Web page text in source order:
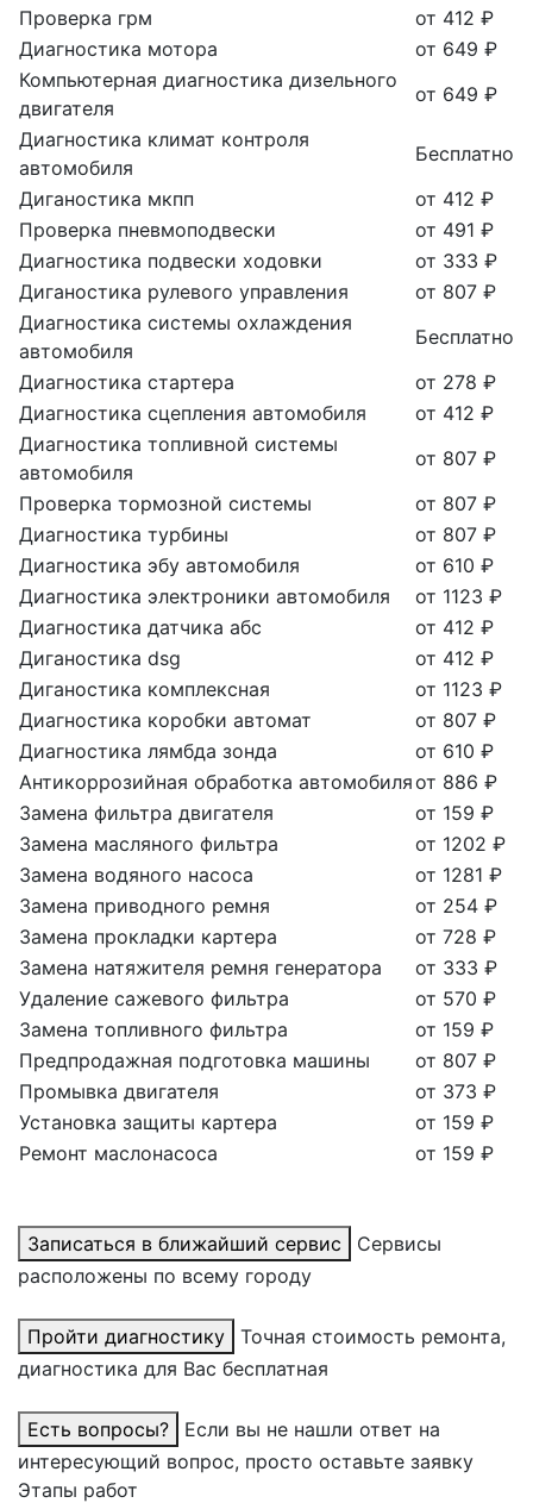
Проверка грм
от 412 ₽
Диагностика мотора
от 649 ₽
Компьютерная диагностика дизельного
двигателя
от 649 ₽
Диагностика климат контроля
автомобиля
Бесплатно
Диганостика мкпп
от 412 ₽
Проверка пневмоподвески
от 491 ₽
Диагностика подвески ходовки
от 333 ₽
Диганостика рулевого управления
от 807 ₽
Диагностика системы охлаждения
автомобиля
Бесплатно
Диагностика стартера
от 278 ₽
Диагностика сцепления автомобиля
от 412 ₽
Диагностика топливной системы
автомобиля
от 807 ₽
Проверка тормозной системы
от 807 ₽
Диагностика турбины
от 807 ₽
Диагностика эбу автомобиля
от 610 ₽
Диагностика электроники автомобиля
от 1123 ₽
Диагностика датчика абс
от 412 ₽
Диганостика dsg
от 412 ₽
Диганостика комплексная
от 1123 ₽
Диагностика коробки автомат
от 807 ₽
Диагностика лямбда зонда
от 610 ₽
Антикоррозийная обработка автомобиляот 886 ₽
Замена фильтра двигателя
от 159 ₽
Замена масляного фильтра
от 1202 ₽
Замена водяного насоса
от 1281 ₽
Замена приводного ремня
от 254 ₽
Замена прокладки картера
от 728 ₽
Замена натяжителя ремня генератора
от 333 ₽
Удаление сажевого фильтра
от 570 ₽
Замена топливного фильтра
от 159 ₽
Предпродажная подготовка машины
от 807 ₽
Промывка двигателя
от 373 ₽
Установка защиты картера
от 159 ₽
Ремонт маслонасоса
от 159 ₽
Записаться в ближайший сервис
Сервисы
расположены по всему городу
Пройти диагностику
Точная стоимость ремонта,
диагностика для Вас бесплатная
Есть вопросы?
Если вы не нашли ответ на
интересующий вопрос, просто оставьте заявку
Этапы работ